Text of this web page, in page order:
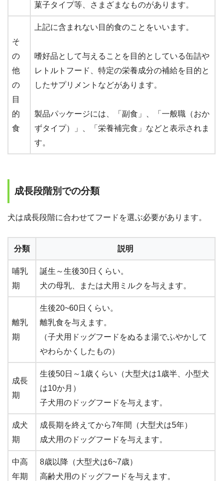
菓子タイプ等、さまざまなものがあります。
そ
の
他
の
目
的
食
上記に含まれない目的食のことをいいます。
嗜好品として与えることを目的としている缶詰や
レトルトフード、特定の栄養成分の補給を目的と
したサプリメントなどがあります。
製品パッケージには、「副食」、「一般職（おか
ずタイプ）」、「栄養補完食」などと表示されま
す。
成長段階別での分類
犬は成長段階に合わせてフードを選ぶ必要があります。
分類 説明
哺乳
期
誕生～生後30日くらい。
犬の母乳、または犬用ミルクを与えます。
離乳
期
生後20~60日くらい。
離乳食を与えます。
（子犬用ドッグフードをぬるま湯でふやかして
やわらかくしたもの）
成長
期
生後50日～1歳くらい（大型犬は1歳半、小型犬
は10か月）
子犬用のドッグフードを与えます。
成犬
期
成長期を終えてから7年間（大型犬は5年）
成犬用のドッグフードを与えます。
中高
年期
8歳以降（大型犬は6~7歳）
高齢犬用のドッグフードを与えます。